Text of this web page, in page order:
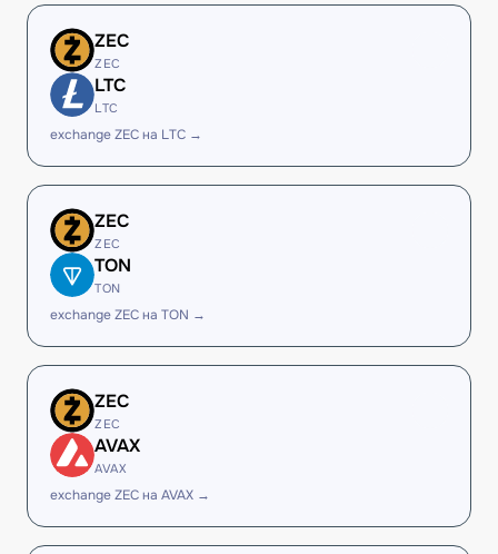
ZEC
ZEC
LTC
LTC
exchange ZEC на LTC →
ZEC
ZEC
TON
TON
exchange ZEC на TON →
ZEC
ZEC
AVAX
AVAX
exchange ZEC на AVAX →